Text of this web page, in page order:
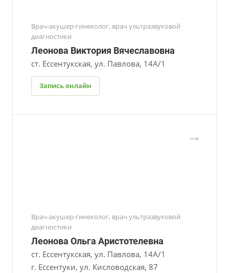
Врач-акушер-гинеколог, врач ультразвуковой
диагностики
Леонова Виктория Вячеславовна
ст. Ессентукская, ул. Павлова, 14А/1
Запись онлайн
Врач-акушер-гинеколог, врач ультразвуковой
диагностики
Леонова Ольга Аристотелевна
ст. Ессентукская, ул. Павлова, 14А/1
г. Ессентуки, ул. Кисловодская, 87